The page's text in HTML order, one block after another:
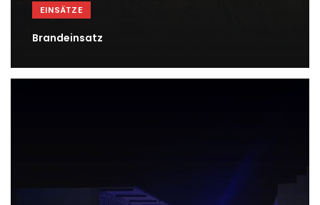
EINSÄTZE
Brandeinsatz